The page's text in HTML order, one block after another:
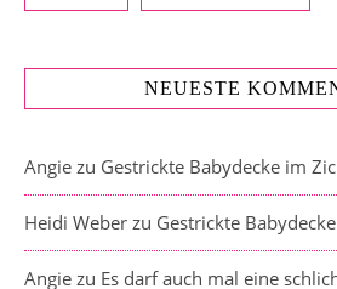
NEUESTE
Angie zu Gestrickte Babydecke im
Heidi Weber zu Gestrickte
Angie zu Es darf auch mal eine